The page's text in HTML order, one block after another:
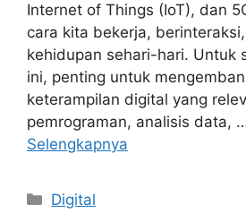
Internet of Things (IoT), dan
cara kita bekerja,
kehidupan sehari-hari. Untuk
ini, penting untuk
keterampilan digital yang
pemrograman, analisis data,
Selengkapnya
Kategori
Digital